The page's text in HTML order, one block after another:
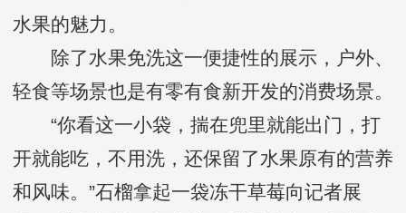
水果的魅力。
除了水果免洗这一便捷性的展示，户外、
轻食等场景也是有零有食新开发的消费场景。
“你看这一小袋，揣在兜里就能出门，打
开就能吃，不用洗，还保留了水果原有的营养
和风味。”石榴拿起一袋冻干草莓向记者展